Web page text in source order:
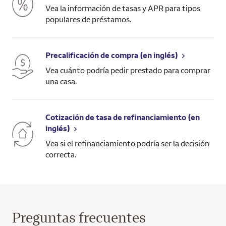
Vea la información de tasas y APR para tipos
populares de préstamos.
Precalificación de compra (en inglés)
Vea cuánto podría pedir prestado para comprar
una casa.
Cotización de tasa de refinanciamiento (en
inglés)
Vea si el refinanciamiento podría ser la decisión
correcta.
Preguntas frecuentes